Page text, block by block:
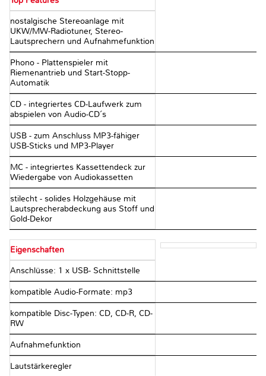
nostalgische Stereoanlage mit
UKW/MW-Radiotuner, Stereo-
Lautsprechern und Aufnahmefunktion
Phono - Plattenspieler mit
Riemenantrieb und Start-Stopp-
Automatik
CD - integriertes CD-Laufwerk zum
abspielen von Audio-CD´s
USB - zum Anschluss MP3-fähiger
USB-Sticks und MP3-Player
MC - integriertes Kassettendeck zur
Wiedergabe von Audiokassetten
stilecht - solides Holzgehäuse mit
Lautsprecherabdeckung aus Stoff und
Gold-Dekor
Eigenschaften
Anschlüsse: 1 x USB- Schnittstelle
kompatible Audio-Formate: mp3
kompatible Disc-Typen: CD, CD-R, CD-
RW
Aufnahmefunktion
Lautstärkeregler